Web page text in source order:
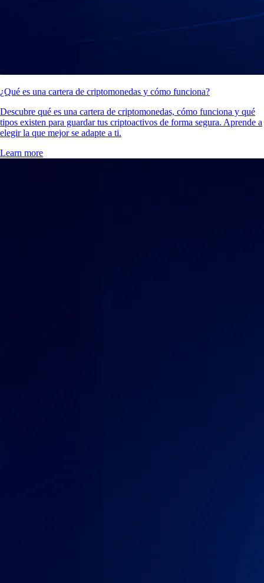
¿Qué es una cartera de criptomonedas y cómo funciona?
Descubre qué es una cartera de criptomonedas, cómo funciona y qué
tipos existen para guardar tus criptoactivos de forma segura. Aprende a
elegir la que mejor se adapte a ti.
Learn more